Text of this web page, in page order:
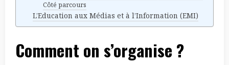
Côté parcours
L’Education aux Médias et à l’Information (EMI)
Comment on s’organise ?